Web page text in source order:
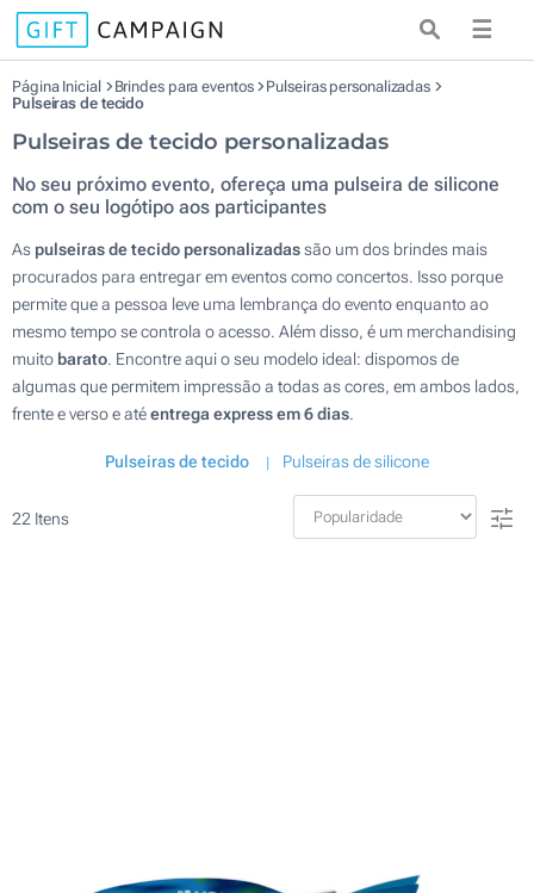
☰
Página Inicial Brindes para eventos
Pulseiras personalizadas
Pulseiras de tecido
Pulseiras de tecido personalizadas
No seu próximo evento, ofereça uma pulseira de silicone
com o seu logótipo aos participantes
As pulseiras de tecido personalizadassão um dos brindes mais
procurados para entregar em eventos como concertos. Isso porque
permite que a pessoa leve uma lembrança do evento enquanto ao
mesmo tempo se controla o acesso. Além disso, é um merchandising
muito barato. Encontre aqui o seu modelo ideal: dispomos de
algumas que permitem impressão a todas as cores, em ambos lados,
frente e verso e atéentrega express em 6 dias.
Pulseiras de tecido Pulseiras de silicone
22 Itens